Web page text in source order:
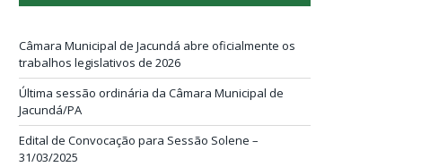
Câmara Municipal de Jacundá abre oficialmente os
trabalhos legislativos de 2026
Última sessão ordinária da Câmara Municipal de
Jacundá/PA
Edital de Convocação para Sessão Solene –
31/03/2025